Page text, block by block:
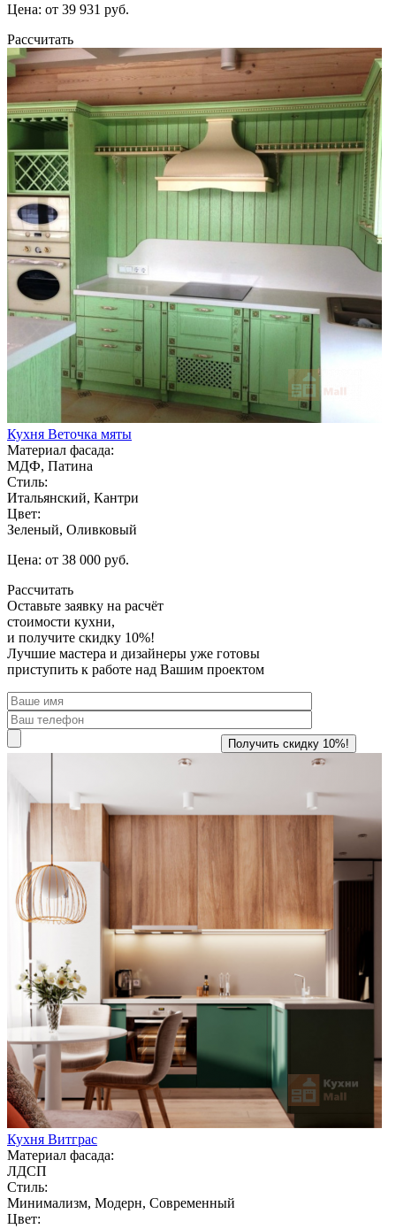
Цена: от 39 931 руб.
Рассчитать
Кухня Веточка мяты
Материал фасада:
МДФ, Патина
Стиль:
Итальянский, Кантри
Цвет:
Зеленый, Оливковый
Цена: от 38 000 руб.
Рассчитать
Оставьте заявку на расчёт
стоимости кухни,
и получите скидку 10%!
Лучшие мастера и дизайнеры уже готовы
приступить к работе над Вашим проектом
Кухня Витграс
Материал фасада:
ЛДСП
Стиль:
Минимализм, Модерн, Современный
Цвет: